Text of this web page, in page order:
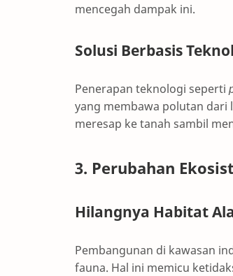
mencegah dampak ini.
Solusi Berbasis
Penerapan teknologi seperti
yang membawa polutan dari
meresap ke tanah sambil
3. Perubahan
Hilangnya Habitat
Pembangunan di kawasan
fauna. Hal ini memicu